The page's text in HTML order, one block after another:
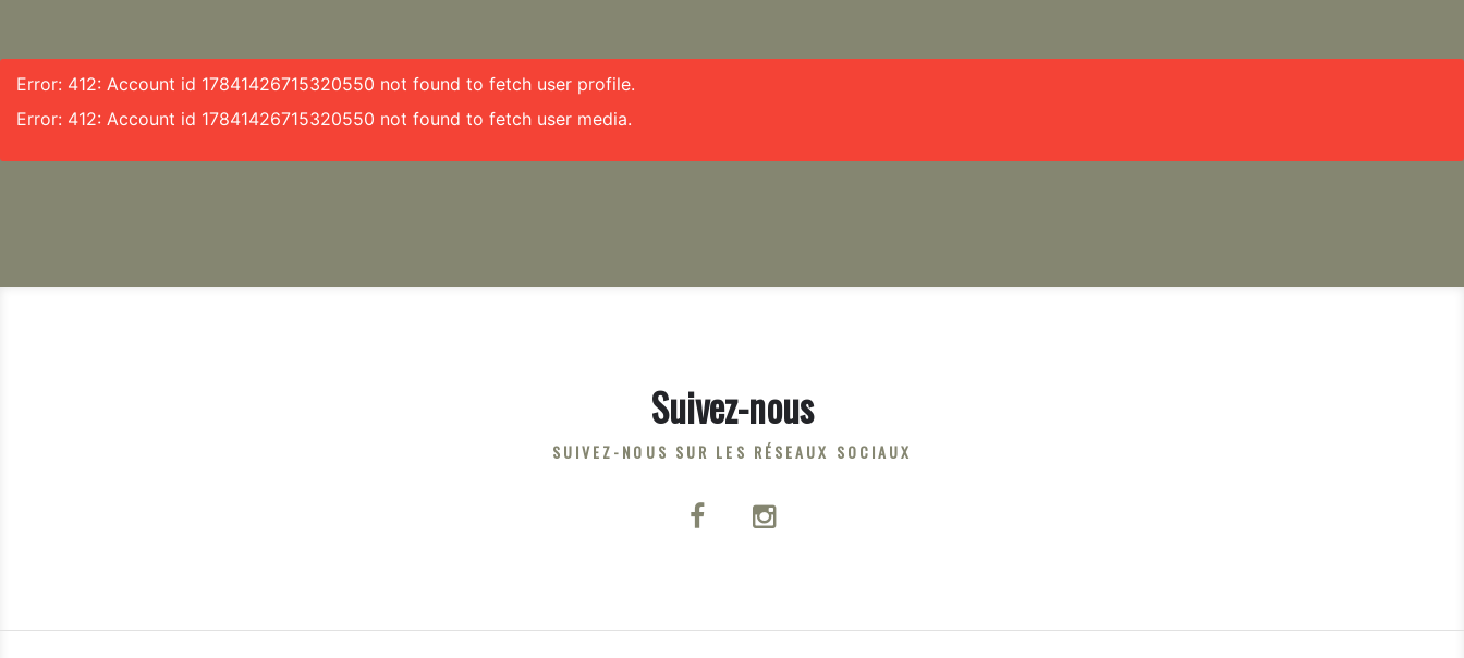
Error: 412: Account id 17841426715320550 not found to fetch user profile.
Error: 412: Account id 17841426715320550 not found to fetch user media.
Suivez-nous
SUIVEZ-NOUS SUR LES RÉSEAUX SOCIAUX